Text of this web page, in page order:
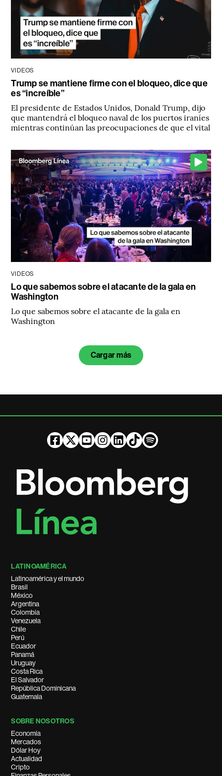
VIDEOS
Trump se mantiene firme con el bloqueo, dice que
es “increíble”
El presidente de Estados Unidos, Donald Trump, dijo
que mantendrá el bloqueo naval de los puertos iraníes
mientras continúan las preocupaciones de que el vital
VIDEOS
Lo que sabemos sobre el atacante de la gala en
Washington
Lo que sabemos sobre el atacante de la gala en
Washington
Cargar más
LATINOAMÉRICA
Latinoamérica y el mundo
Brasil
México
Argentina
Colombia
Venezuela
Chile
Perú
Ecuador
Panamá
Uruguay
Costa Rica
El Salvador
República Dominicana
Guatemala
SOBRE NOSOTROS
Economía
Mercados
Dólar Hoy
Actualidad
Cripto